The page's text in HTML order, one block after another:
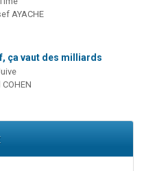
AYACHE
ça vaut des milliards